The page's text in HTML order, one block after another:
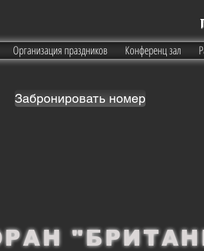
Организация праздников Конференц зал
Забронировать номер